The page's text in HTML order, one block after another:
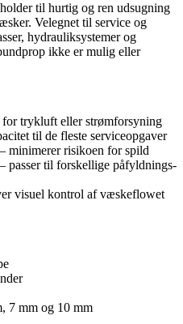
til hurtig og ren udsugning
Velegnet til service og
hydrauliksystemer og
ikke er mulig eller
trykluft eller strømforsyning
til de fleste serviceopgaver
minimerer risikoen for spild
passer til forskellige påfyldnings-
visuel kontrol af væskeflowet
7 mm og 10 mm